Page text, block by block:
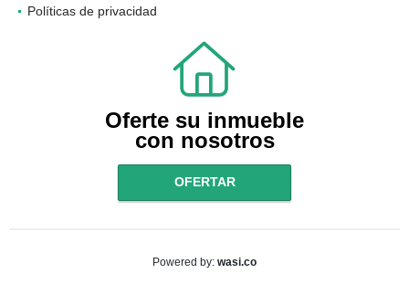
Contáctenos
Oferte su inmueble
con nosotros
OFERTAR